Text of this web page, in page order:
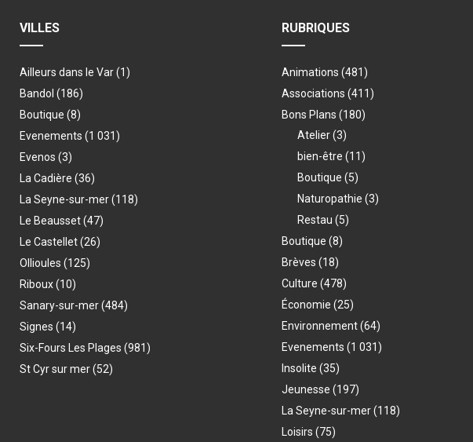
VILLES
Ailleurs dans le Var(1)
Bandol (186)
Boutique (8)
Evenements (1 031)
Evenos (3)
La Cadière (36)
La Seyne-sur-mer(118)
Le Beausset(47)
Le Castellet(26)
Ollioules (125)
Riboux(10)
Sanary-sur-mer(484)
Signes (14)
Six-Fours Les Plages (981)
St Cyr sur mer(52)
RUBRIQUES
Animations (481)
Associations (411)
Bons Plans (180)
Atelier(3)
bien-être (11)
Boutique (5)
Naturopathie (3)
Restau (5)
Boutique (8)
Brèves (18)
Culture (478)
Économie (25)
Environnement(64)
Evenements (1 031)
Insolite (35)
Jeunesse (197)
La Seyne-sur-mer(118)
Loisirs (75)